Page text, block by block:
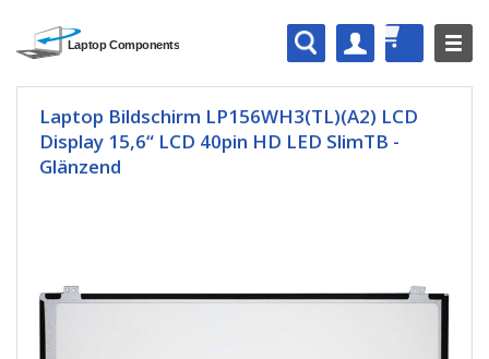
Laptop Bildschirm LP156WH3(TL)(A2) LCD
Display 15,6“ LCD 40pin HD LED SlimTB -
Glänzend